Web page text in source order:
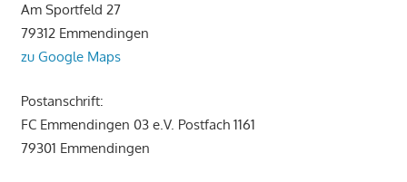
Am Sportfeld 27
79312 Emmendingen
zu Google Maps
Postanschrift:
FC Emmendingen 03 e.V. Postfach 1161
79301 Emmendingen